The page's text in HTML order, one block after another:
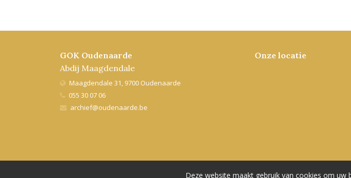
GOK Oudenaarde
Abdij Maagdendale
Maagdendale 31, 9700 Oudenaarde
055 30 07 06
archief@oudenaarde.be
Onze locatie
Deze website maakt gebruik van cookies om uw